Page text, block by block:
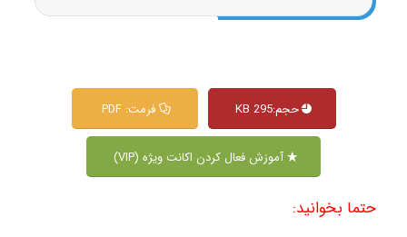
حجم:295 KB فرمت: PDF
آموزش فعال کردن اکانت ویژه (VIP)
حتما بخوانید: